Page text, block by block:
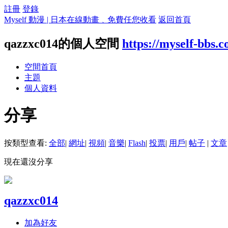
註冊 登錄
Myself 動漫 | 日本在線動畫﹑免費任您收看 返回首頁
qazzxc014的個人空間 https://myself-
空間首頁
主題
個人資料
分享
按類型查看: 全部| 網址| 視頻| 音樂| Flash| 投票| 用戶| 帖子 | 文章
現在還沒分享
qazzxc014
加為好友